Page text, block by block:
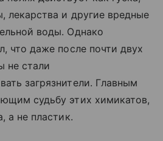
лекарства и другие вредные
воды. Однако
что даже после почти двух
не стали
загрязнители. Главным
судьбу этих химикатов,
а не пластик.